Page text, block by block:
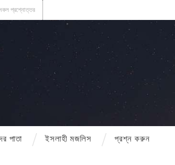
প্রশ্নোত্তর
পাতা ইসলাহী মজলিস প্রশ্ন করুন